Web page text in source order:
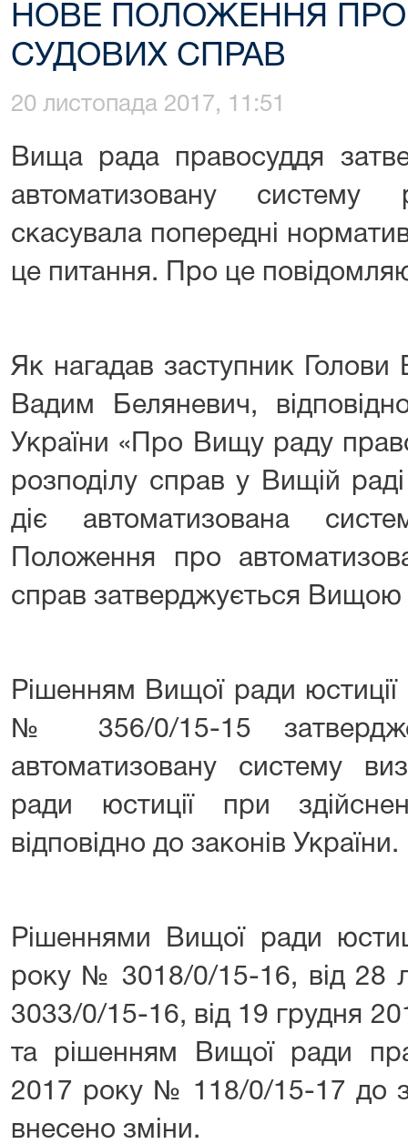
НОВЕ ПОЛОЖЕННЯ ПРО
СУДОВИХ СПРАВ
20 листопада 2017, 11:51
Вища рада правосуддя
автоматизовану
скасувала попередні
це питання. Про це
Як нагадав заступник
Вадим Беляневич,
України «Про Вищу раду
розподілу справ у Вищій
діє автоматизована
Положення про
справ затверджується
Рішенням Вищої ради
№ 356/0/15-15
автоматизовану систему
ради юстиції при
відповідно до законів України.
Рішеннями Вищої ради
року № 3018/0/15-16, від 28
3033/0/15-16, від 19 грудня
та рішенням Вищої ради
2017 року № 118/0/15-17 до
внесено зміни.